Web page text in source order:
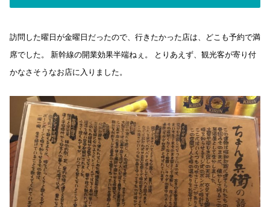
訪問した曜日が金曜日だったので、行きたかった店は、どこも予約で満
席でした。 新幹線の開業効果半端ねぇ。 とりあえず、観光客が寄り付
かなさそうなお店に入りました。